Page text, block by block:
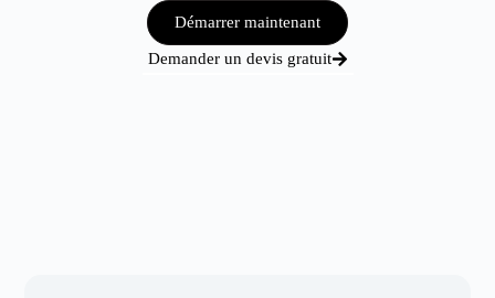
Démarrer maintenant
Demander un devis gratuit